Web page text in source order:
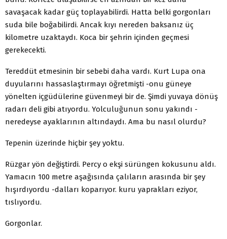
savaşacak kadar güç toplayabilirdi. Hatta belki gorgonları
suda bile boğabilirdi. Ancak kıyı nereden baksanız üç
kilometre uzaktaydı. Koca bir şehrin içinden geçmesi
gerekecekti.
Tereddüt etmesinin bir sebebi daha vardı. Kurt Lupa ona
duyularını hassaslaştırmayı öğretmişti -onu güneye
yönelten içgüdülerine güvenmeyi bir de. Şimdi yuvaya dönüş
radarı deli gibi atıyordu. Yolculuğunun sonu yakındı -
neredeyse ayaklarının altındaydı. Ama bu nasıl olurdu?
Tepenin üzerinde hiçbir şey yoktu.
Rüzgar yön değiştirdi. Percy o ekşi sürüngen kokusunu aldı.
Yamacın 100 metre aşağısında çalıların arasında bir şey
hışırdıyordu -dalları koparıyor. kuru yaprakları eziyor,
tıslıyordu.
Gorgonlar.